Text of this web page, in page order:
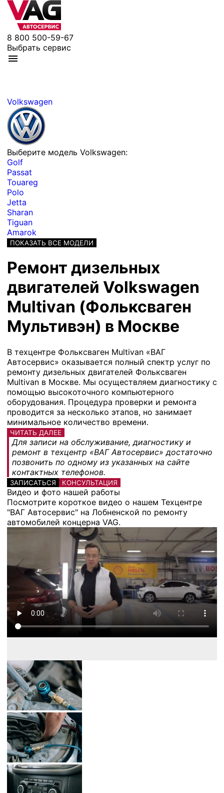
8 800 500-59-67
Выбрать сервис
Volkswagen
Выберите модель Volkswagen:
Golf
Passat
Touareg
Polo
Jetta
Sharan
Tiguan
Amarok
ПОКАЗАТЬ ВСЕ МОДЕЛИ
Ремонт дизельных
двигателей Volkswagen
Multivan (Фольксваген
Мультивэн) в Москве
В техцентре Фольксваген Multivan «ВАГ
Автосервис» оказывается полный спектр услуг по
ремонту дизельных двигателей Фольксваген
Multivan в Москве. Мы осуществляем диагностику с
помощью высокоточного компьютерного
оборудования. Процедура проверки и ремонта
проводится за несколько этапов, но занимает
минимальное количество времени.
ЧИТАТЬ ДАЛЕЕ
Для записи на обслуживание, диагностику и
ремонт в техцентр «ВАГ Автосервис» достаточно
позвонить по одному из указанных на сайте
контактных телефонов.
ЗАПИСАТЬСЯ КОНСУЛЬТАЦИЯ
Видео и фото нашей работы
Посмотрите короткое видео о нашем Техцентре
"ВАГ Автосервис" на Лобненской по ремонту
автомобилей концерна VAG.